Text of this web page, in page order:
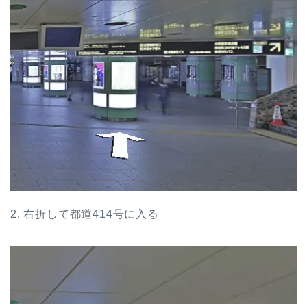
2. 右折して都道414号に入る